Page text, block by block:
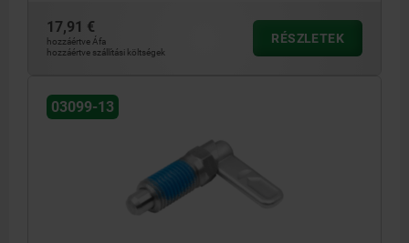
17,91 €
hozzáértve Áfa
hozzáértve szállítási költségek
RÉSZLETEK
03099-13